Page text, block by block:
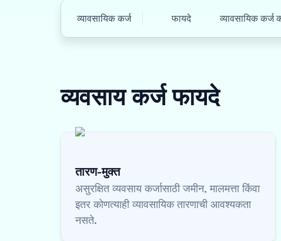
व्यावसायिक कर्ज फायदे व्यावसायिक कर्ज
व्यवसाय कर्जफायदे
तारण-मुक्त
असुरक्षित व्यवसाय कर्जासाठी जमीन, मालमत्ता किंवा
इतर कोणत्याही व्यावसायिक तारणाची आवश्यकता
नसते.